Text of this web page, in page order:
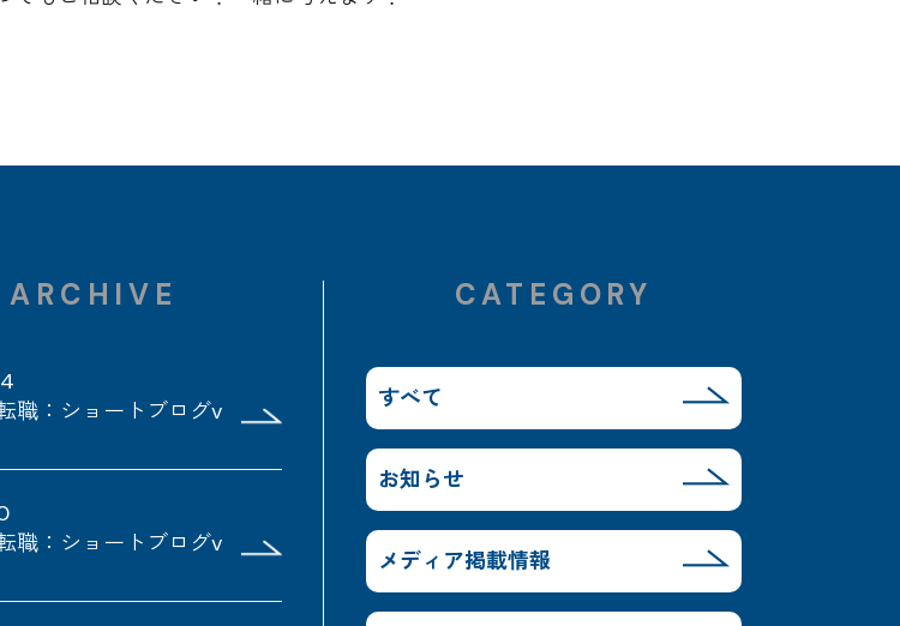
ARCHIVE
職：ショートブログv
職：ショートブログv
CATEGORY
すべて
お知らせ
メディア掲載情報